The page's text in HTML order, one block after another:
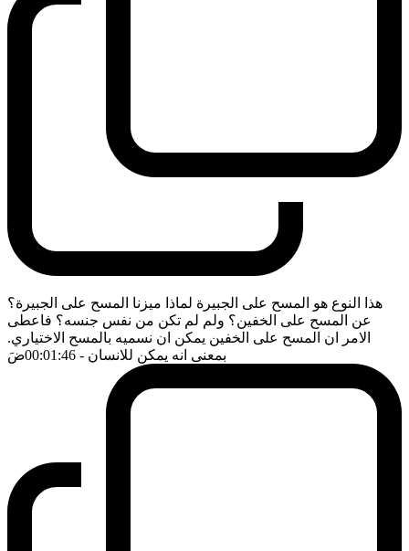
هذا النوع هو المسح على الجبيرة لماذا ميزنا المسح على الجبيرة؟
عن المسح على الخفين؟ ولم لم تكن من نفس جنسه؟ فاعطى
الامر ان المسح على الخفين يمكن ان نسميه بالمسح الاختياري.
بمعنى انه يمكن للانسان - 00:01:46 ضَ